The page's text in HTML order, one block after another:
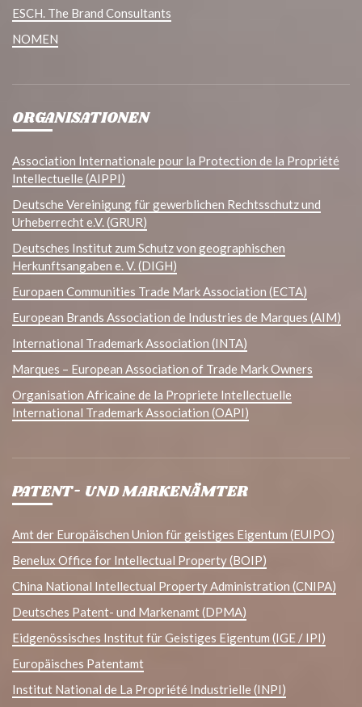
ESCH. The Brand Consultants
NOMEN
ORGANISATIONEN
Association Internationale pour la Protection de la Propriété
Intellectuelle (AIPPI)
Deutsche Vereinigung für gewerblichen Rechtsschutz und
Urheberrecht e.V. (GRUR)
Deutsches Institut zum Schutz von geographischen
Herkunftsangaben e. V. (DIGH)
Europaen Communities Trade Mark Association (ECTA)
European Brands Association de Industries de Marques (AIM)
International Trademark Association (INTA)
Marques – European Association of Trade Mark Owners
Organisation Africaine de la Propriete Intellectuelle
International Trademark Association (OAPI)
PATENT- UND MARKENÄMTER
Amt der Europäischen Union für geistiges Eigentum (EUIPO)
Benelux Office for Intellectual Property (BOIP)
China National Intellectual Property Administration (CNIPA)
Deutsches Patent- und Markenamt (DPMA)
Eidgenössisches Institut für Geistiges Eigentum (IGE / IPI)
Europäisches Patentamt
Institut National de La Propriété Industrielle (INPI)